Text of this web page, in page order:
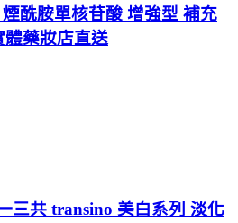
酰胺單核苷酸 增強型 補充
體藥妝店直送
三共 transino 美白系列 淡化